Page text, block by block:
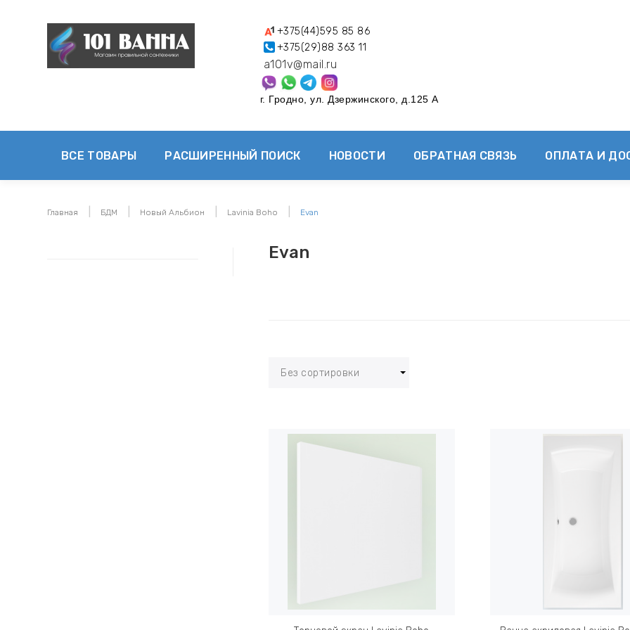
+375(44)595 85 86
+375(29)88 363 11
a101v@mail.ru
г. Гродно, ул. Дзержинского, д.125 А
ВСЕ ТОВАРЫ РАСШИРЕННЫЙ ПОИСК НОВОСТИ ОБРАТНАЯ СВЯЗЬ ОПЛАТА И
Главная БДМ Новый Альбион Lavinia Boho Evan
Evan
Без сортировки